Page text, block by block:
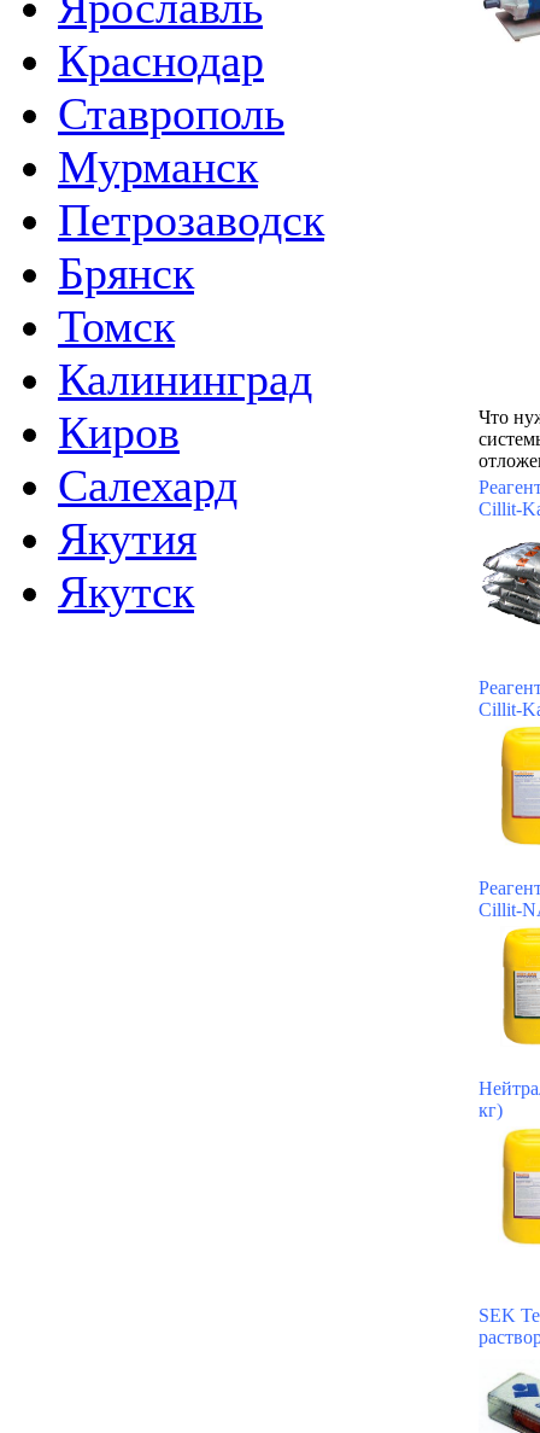
Краснодар
Ставрополь
Мурманск
Петрозаводск
Брянск
Томск
Калининград
Киров
Салехард
Якутия
Якутск
Что
Cillit-
Cillit-
Cillit-
кг)
SEK